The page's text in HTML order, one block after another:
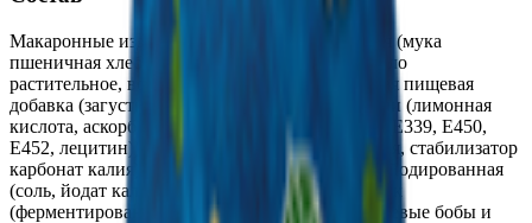
Макаронные изделия быстрого приготовления (мука
пшеничная хлебопекарная высшего сорта, масло
растительное, вода питьевая, соль, комплексная пищевая
добавка (загуститель декстрин, антиокислители (лимонная
кислота, аскорбиновая кислота), эмульгаторы (Е339, Е450,
Е452, лецитин)), разрыхлитель карбонат натрия, стабилизатор
карбонат калия), крахмал картофельный, соль йодированная
(соль, йодат калия), сахар, соевый соус порошок
(ферментированный соевый соус (содержит соевые бобы и